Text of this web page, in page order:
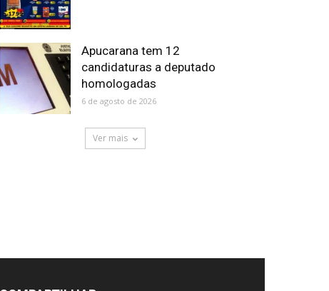
Apucarana tem 12
candidaturas a deputado
homologadas
6 de agosto de 2026
Ver mais